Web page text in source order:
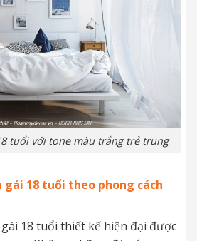
tuổi với tone màu trắng trẻ trung
gái 18 tuổi theo phong cách
18 tuổi thiết kế hiện đại được